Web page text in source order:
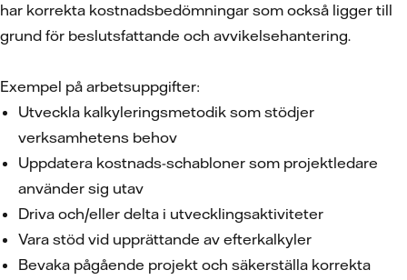
har korrekta kostnadsbedömningar som också ligger till
grund för beslutsfattande och avvikelsehantering.
Exempel på arbetsuppgifter:
Utveckla kalkyleringsmetodik som stödjer
verksamhetens behov
Uppdatera kostnads-schabloner som projektledare
använder sig utav
Driva och/eller delta i utvecklingsaktiviteter
Vara stöd vid upprättande av efterkalkyler
Bevaka pågående projekt och säkerställa korrekta